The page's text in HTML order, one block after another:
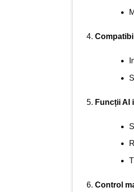
Funcții AI
Control